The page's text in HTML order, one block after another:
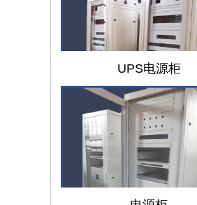
UPS电源柜
电源柜